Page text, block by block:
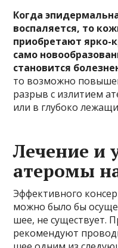
Когда
воспаляется, то
приобретают ярко-
само
становится
то возможно
разрыв с излитием
или в глубоко
Лечение и
атеромы
Эффективного
можно было бы
шее, не существует.
рекомендуют